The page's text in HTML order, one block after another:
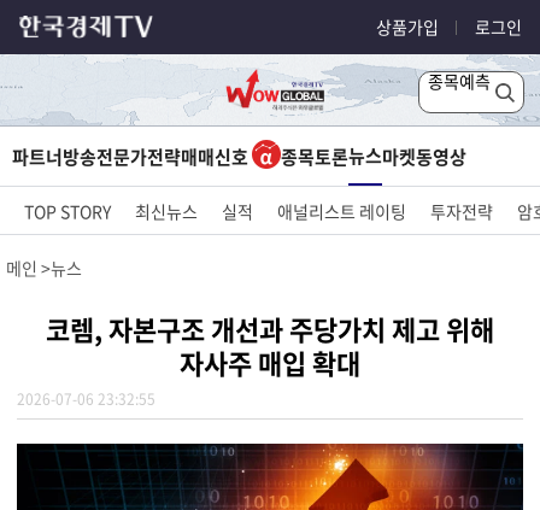
상품가입 로그인
종목예측
파트너방송전문가전략매매신호 종목토론뉴스마켓동영상
TOP STORY 최신뉴스 실적 애널리스트 레이팅 투자전략 암
메인 뉴스
코렘, 자본구조 개선과 주당가치 제고 위해
자사주 매입 확대
2026-07-06 23:32:55